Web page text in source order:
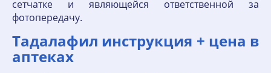
сетчатке и являющейся ответственной за
фотопередачу.
Тадалафил инструкция + цена в
аптеках